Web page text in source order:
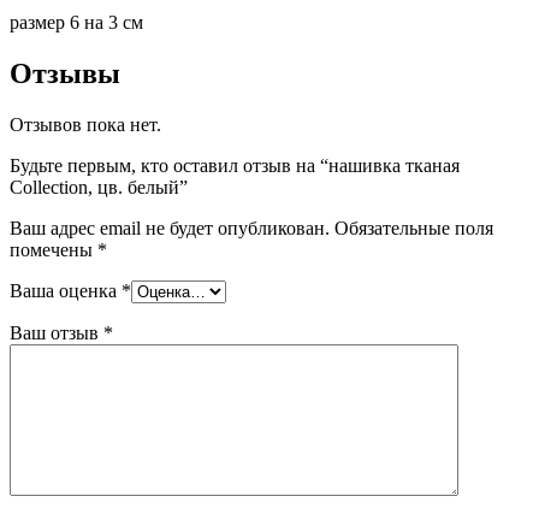
размер 6 на 3 см
Отзывы
Отзывов пока нет.
Будьте первым, кто оставил отзыв на “нашивка тканая
Collection, цв. белый”
Ваш адрес email не будет опубликован. Обязательные поля
помечены *
Ваша оценка *
Ваш отзыв *